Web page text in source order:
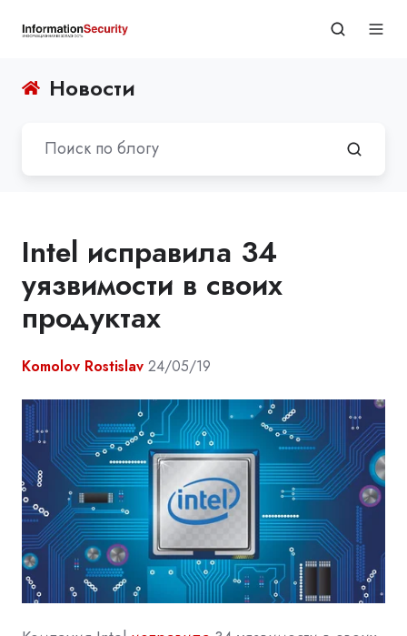
Новости
Intel исправила 34
уязвимости в своих
продуктах
Komolov Rostislav 24/05/19